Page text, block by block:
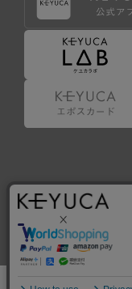
Copyright ©